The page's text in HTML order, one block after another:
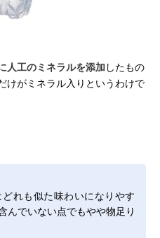
人工のミネラルを添加 したもの
けがミネラル入りというわけで
れも似た味わいになりやす
んでいない点でもやや物足り